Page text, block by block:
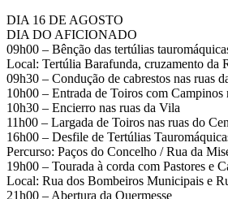
DIA 16 DE AGOSTO
DIA DO AFICIONADO
09h00 – Bênção das tertúlias
Local: Tertúlia Barafunda, cruzamento da
09h30 – Condução de cabrestos nas ruas
10h00 – Entrada de Toiros com Campinos
10h30 – Encierro nas ruas da Vila
11h00 – Largada de Toiros nas ruas do
16h00 – Desfile de Tertúlias
Percurso: Paços do Concelho / Rua da
19h00 – Tourada à corda com Pastores e
Local: Rua dos Bombeiros Municipais e
21h00 – Abertura da Quermesse